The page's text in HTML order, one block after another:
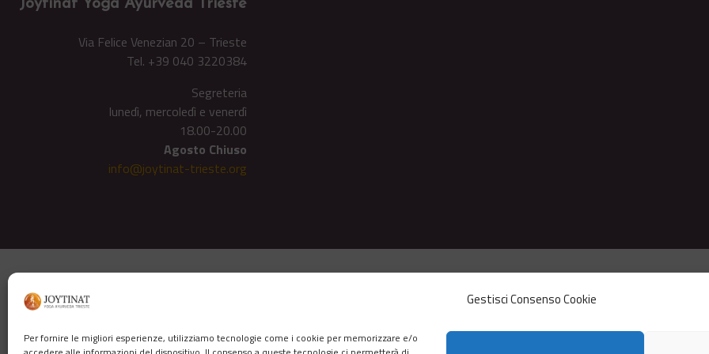
Gestisci Consenso Cookie
Per fornire le migliori esperienze, utilizziamo tecnologie come i cookie per memorizzare e/o
Joytinat Yoga Ayurveda Trieste
Via Felice Venezian 20 – Trieste
Tel. +39 040 3220384
Segreteria
lunedì, mercoledì e venerdì
18.00-20.00
Agosto Chiuso
info@joytinat-trieste.org
CORSI DI YOGA
AYURVEDA